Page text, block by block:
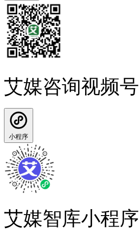
艾媒咨询视频号
小程序
艾媒智库小程序